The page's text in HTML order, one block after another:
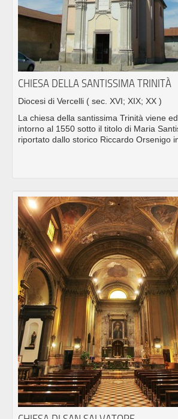
CHIESA DELLA SANTISSIMA TRINITÀ
Diocesi di Vercelli ( sec. XVI; XIX; XX )
La chiesa della santissima Trinità viene
intorno al 1550 sotto il titolo di Maria
riportato dallo storico Riccardo Orsenigo